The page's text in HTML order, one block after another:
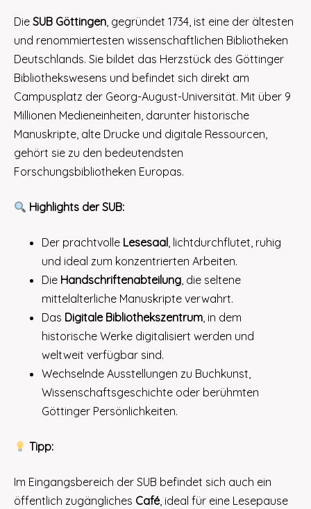
Die SUB Göttingen, gegründet 1734, ist eine der ältesten
und renommiertesten wissenschaftlichen Bibliotheken
Deutschlands. Sie bildet das Herzstück des Göttinger
Bibliothekswesens und befindet sich direkt am
Campusplatz der Georg-August-Universität. Mit über 9
Millionen Medieneinheiten, darunter historische
Manuskripte, alte Drucke und digitale Ressourcen,
gehört sie zu den bedeutendsten
Forschungsbibliotheken Europas.
Highlights der SUB:
Der prachtvolle Lesesaal, lichtdurchflutet, ruhig
und ideal zum konzentrierten Arbeiten.
Die Handschriftenabteilung, die seltene
mittelalterliche Manuskripte verwahrt.
Das Digitale Bibliothekszentrum, in dem
historische Werke digitalisiert werden und
weltweit verfügbar sind.
Wechselnde Ausstellungen zu Buchkunst,
Wissenschaftsgeschichte oder berühmten
Göttinger Persönlichkeiten.
Tipp:
Im Eingangsbereich der SUB befindet sich auch ein
öffentlich zugängliches Café, ideal für eine Lesepause